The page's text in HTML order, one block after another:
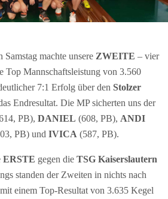
machte unsere ZWEITE – vier
Top Mannschaftsleistung von 3.560
7:1 Erfolg über den Stolzer
Endresultat. Die MP sicherten uns der
PB), DANIEL (608, PB), ANDI
PB) und IVICA (587, PB).
ERSTE gegen die TSG Kaiserslautern
standen der Zweiten in nichts nach
einem Top-Resultat von 3.635 Kegel